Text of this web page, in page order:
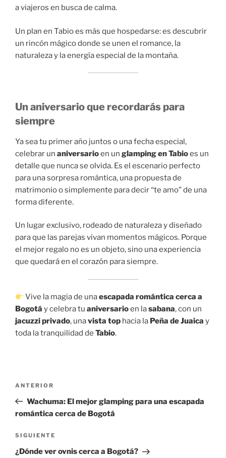
a viajeros en busca de calma.
Un plan en Tabio es más que hospedarse: es descubrir
un rincón mágico donde se unen el romance, la
naturaleza y la energía especial de la montaña.
Un aniversario que recordarás para
siempre
Ya sea tu primer año juntos o una fecha especial,
celebrar un aniversarioen un glamping en Tabioes un
detalle que nunca se olvida. Es el escenario perfecto
para una sorpresa romántica, una propuesta de
matrimonio o simplemente para decir “te amo” de una
forma diferente.
Un lugar exclusivo, rodeado de naturaleza y diseñado
para que las parejas vivan momentos mágicos. Porque
el mejor regalo no es un objeto, sino una experiencia
que quedará en el corazón para siempre.
Vive la magia de unaescapada romántica cerca a
Bogotá y celebra tu aniversarioen lasabana, con un
jacuzzi privado, unavista top hacia la Peña de Juaica y
toda la tranquilidad de Tabio.
entradas
Entrada
anterior:
ANTERIOR
Wachuma: El mejor glamping para una escapada
romántica cerca de Bogotá
Siguiente
entrada
SIGUIENTE
¿Dónde ver ovnis cerca a Bogotá?